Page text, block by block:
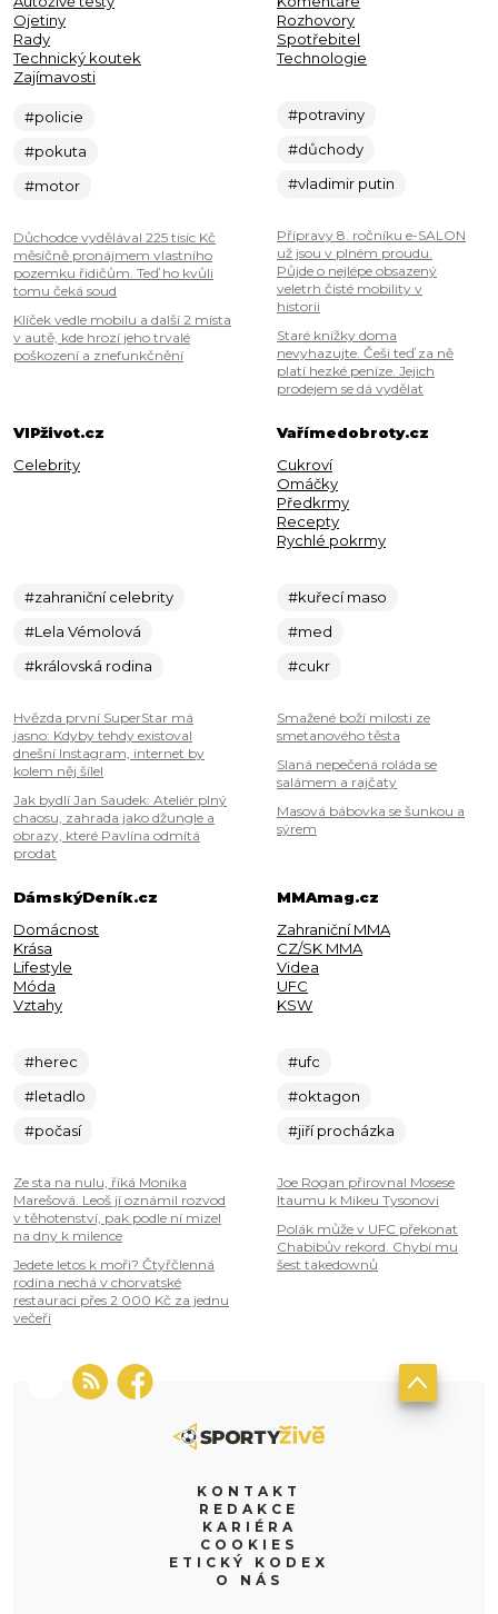
Ojetiny
Rady
Technický koutek
Zajímavosti
#policie
#pokuta
#motor
Důchodce vydělával 225 tisíc Kč
měsíčně pronájmem vlastního
pozemku řidičům. Teď ho kvůli
tomu čeká soud
Klíček vedle mobilu a další 2 místa
v autě, kde hrozí jeho trvalé
poškození a znefunkčnění
Rozhovory
Spotřebitel
Technologie
#potraviny
#důchody
#vladimir putin
Přípravy 8. ročníku e-SALON
už jsou v plném proudu.
Půjde o nejlépe obsazený
veletrh čisté mobility v
historii
Staré knížky doma
nevyhazujte. Češi teď za ně
platí hezké peníze. Jejich
prodejem se dá vydělat
VIPživot.cz
Celebrity
#zahraniční celebrity
#Lela Vémolová
#královská rodina
Hvězda první SuperStar má
jasno: Kdyby tehdy existoval
dnešní Instagram, internet by
kolem něj šílel
Jak bydlí Jan Saudek: Ateliér plný
chaosu, zahrada jako džungle a
obrazy, které Pavlína odmítá
prodat
Vařímedobroty.cz
Cukroví
Omáčky
Předkrmy
Recepty
Rychlé pokrmy
#kuřecí maso
#med
#cukr
Smažené boží milosti ze
smetanového těsta
Slaná nepečená roláda se
salámem a rajčaty
Masová bábovka se šunkou a
sýrem
DámskýDeník.cz
Domácnost
Krása
Lifestyle
Móda
Vztahy
#herec
#letadlo
#počasí
Ze sta na nulu, říká Monika
Marešová. Leoš jí oznámil rozvod
v těhotenství, pak podle ní mizel
na dny k milence
Jedete letos k moři? Čtyřčlenná
rodina nechá v chorvatské
restauraci přes 2 000 Kč za jednu
večeři
MMAmag.cz
Zahraniční MMA
CZ/SK MMA
Videa
UFC
KSW
#ufc
#oktagon
#jiří procházka
Joe Rogan přirovnal Mosese
Itaumu k Mikeu Tysonovi
Polák může v UFC překonat
Chabibův rekord. Chybí mu
šest takedownů
KONTAKT
REDAKCE
KARIÉRA
COOKIES
ETICKÝ KODEX
O NÁS